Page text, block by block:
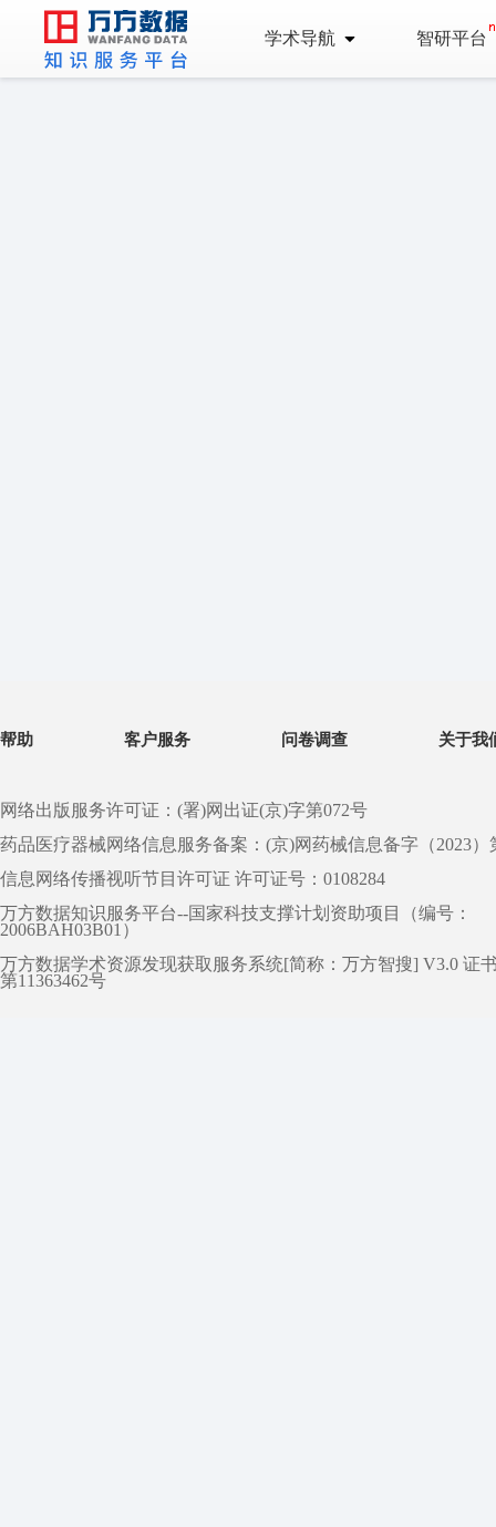
学术导航 智研平台
帮助 客户服务 问卷调查 关于我
网络出版服务许可证：(署)网出证(京)字第072号
药品医疗器械网络信息服务备案：(京)网药械信息备字（2023）
信息网络传播视听节目许可证 许可证号：0108284
万方数据知识服务平台--国家科技支撑计划资助项目（编号：
2006BAH03B01）
万方数据学术资源发现获取服务系统[简称：万方智搜] V3.0 证
第11363462号